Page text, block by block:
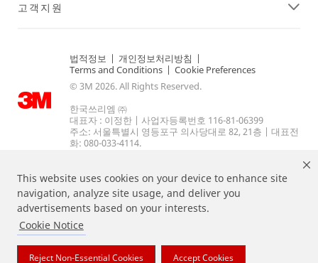
This website uses cookies on your device to enhance site
navigation, analyze site usage, and deliver you
advertisements based on your interests.
Cookie Notice
Reject Non-Essential Cookies Accept Cookies
고객지원
법적정보 | 개인정보처리방침 |
Terms and Conditions | Cookie Preferences
© 3M 2026. All Rights Reserved.
한국쓰리엠 ㈜
대표자 : 이정한 | 사업자등록번호 116-81-06399
주소: 서울특별시 영등포구 의사당대로 82, 21층 | 대표전
화: 080-033-4114.
상기 열거된 브랜드는 3M의 상표입니다.